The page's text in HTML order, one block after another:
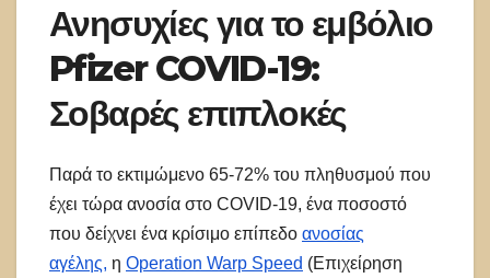
Ανησυχίες για το εμβόλιο
Pfizer COVID-19:
Σοβαρές επιπλοκές
Παρά το εκτιμώμενο 65-72% του πληθυσμού που
έχει τώρα ανοσία στο COVID-19, ένα ποσοστό
που δείχνει ένα κρίσιμο επίπεδο ανοσίας
αγέλης, η Operation Warp Speed (Επιχείρηση